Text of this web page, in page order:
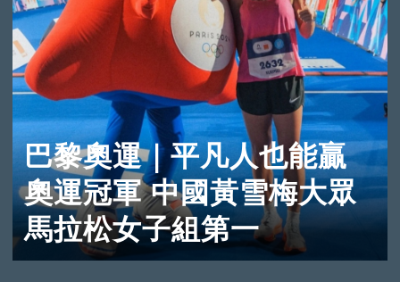
巴黎奧運｜平凡人也能贏
奧運冠軍 中國黃雪梅大眾
馬拉松女子組第一